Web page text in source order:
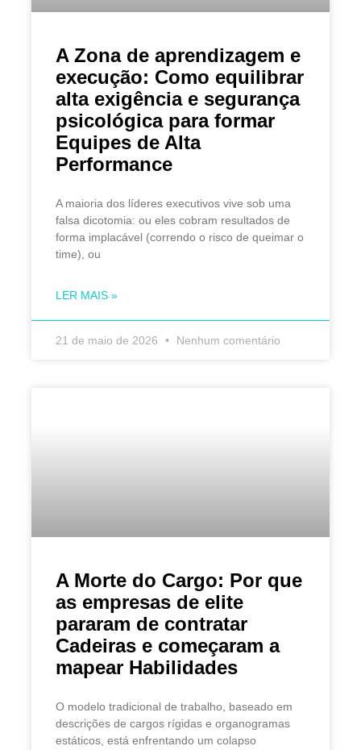
A Zona de aprendizagem e
execução: Como equilibrar
alta exigência e segurança
psicológica para formar
Equipes de Alta
Performance
A maioria dos líderes executivos vive sob uma
falsa dicotomia: ou eles cobram resultados de
forma implacável (correndo o risco de queimar o
time), ou
LER MAIS »
21 de maio de 2026 Nenhum comentário
A Morte do Cargo: Por que
as empresas de elite
pararam de contratar
Cadeiras e começaram a
mapear Habilidades
O modelo tradicional de trabalho, baseado em
descrições de cargos rígidas e organogramas
estáticos, está enfrentando um colapso